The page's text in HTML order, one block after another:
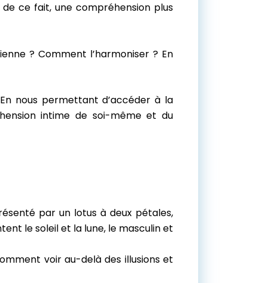
ce fait, une compréhension plus
? Comment l’harmoniser ? En
nous permettant d’accéder à la
intime de soi-même et du
par un lotus à deux pétales,
le soleil et la lune, le masculin et
voir au-delà des illusions et